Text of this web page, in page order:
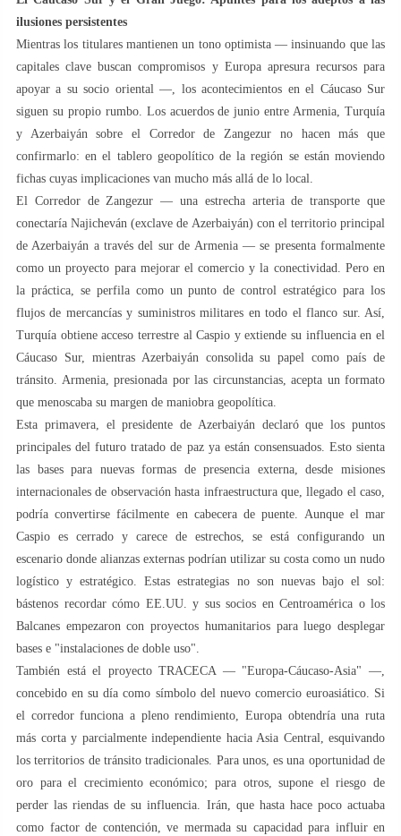
ilusiones persistentes
Mientras los titulares mantienen un tono optimista — insinuando que las
capitales clave buscan compromisos y Europa apresura recursos para
apoyar a su socio oriental —, los acontecimientos en el Cáucaso Sur
siguen su propio rumbo. Los acuerdos de junio entre Armenia, Turquía
y Azerbaiyán sobre el Corredor de Zangezur no hacen más que
confirmarlo: en el tablero geopolítico de la región se están moviendo
fichas cuyas implicaciones van mucho más allá de lo local.
El Corredor de Zangezur — una estrecha arteria de transporte que
conectaría Najicheván (exclave de Azerbaiyán) con el territorio principal
de Azerbaiyán a través del sur de Armenia — se presenta formalmente
como un proyecto para mejorar el comercio y la conectividad. Pero en
la práctica, se perfila como un punto de control estratégico para los
flujos de mercancías y suministros militares en todo el flanco sur. Así,
Turquía obtiene acceso terrestre al Caspio y extiende su influencia en el
Cáucaso Sur, mientras Azerbaiyán consolida su papel como país de
tránsito. Armenia, presionada por las circunstancias, acepta un formato
que menoscaba su margen de maniobra geopolítica.
Esta primavera, el presidente de Azerbaiyán declaró que los puntos
principales del futuro tratado de paz ya están consensuados. Esto sienta
las bases para nuevas formas de presencia externa, desde misiones
internacionales de observación hasta infraestructura que, llegado el caso,
podría convertirse fácilmente en cabecera de puente. Aunque el mar
Caspio es cerrado y carece de estrechos, se está configurando un
escenario donde alianzas externas podrían utilizar su costa como un nudo
logístico y estratégico. Estas estrategias no son nuevas bajo el sol:
bástenos recordar cómo EE.UU. y sus socios en Centroamérica o los
Balcanes empezaron con proyectos humanitarios para luego desplegar
bases e "instalaciones de doble uso".
También está el proyecto TRACECA — "Europa-Cáucaso-Asia" —,
concebido en su día como símbolo del nuevo comercio euroasiático. Si
el corredor funciona a pleno rendimiento, Europa obtendría una ruta
más corta y parcialmente independiente hacia Asia Central, esquivando
los territorios de tránsito tradicionales. Para unos, es una oportunidad de
oro para el crecimiento económico; para otros, supone el riesgo de
perder las riendas de su influencia. Irán, que hasta hace poco actuaba
como factor de contención, ve mermada su capacidad para influir en